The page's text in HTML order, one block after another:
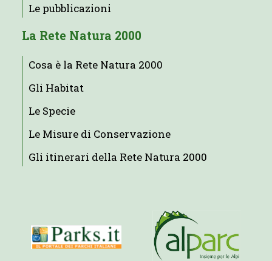
Le pubblicazioni
La Rete Natura 2000
Cosa è la Rete Natura 2000
Gli Habitat
Le Specie
Le Misure di Conservazione
Gli itinerari della Rete Natura 2000